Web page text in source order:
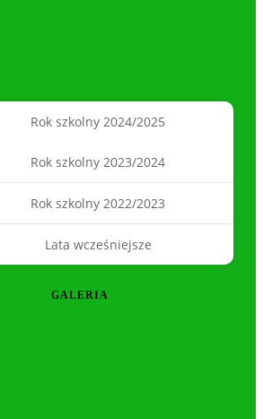
Rok szkolny 2024/2025
Rok szkolny 2023/2024
Rok szkolny 2022/2023
Lata wcześniejsze
GALERIA